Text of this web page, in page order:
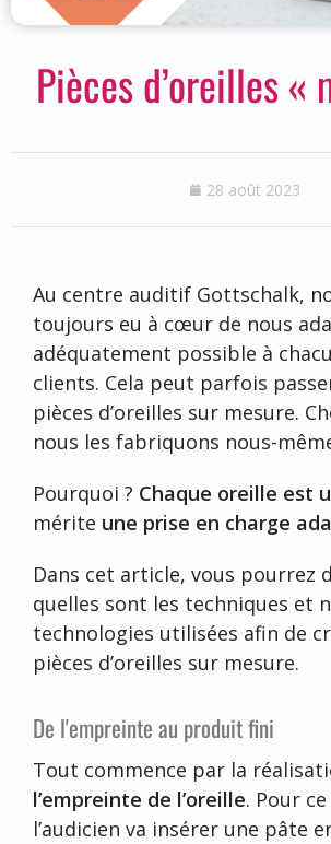
Pièces d’oreilles «
28 août 2023
Au centre auditif Gottschalk,
toujours eu à cœur de nous
adéquatement possible à
clients. Cela peut parfois
pièces d’oreilles sur mesure.
nous les fabriquons nous-
Pourquoi ? Chaque oreille est
mérite une prise en charge
Dans cet article, vous pourrez
quelles sont les techniques et
technologies utilisées afin de
pièces d’oreilles sur mesure.
De l'empreinte au produit fini
Tout commence par la
l’empreinte de l’oreille. Pour
l’audicien va insérer une pâte